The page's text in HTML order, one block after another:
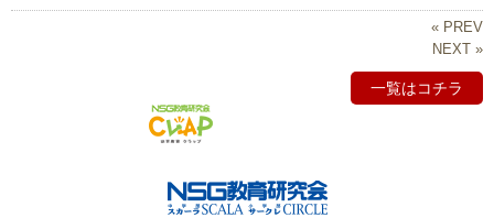
« PREV
NEXT »
一覧はコチラ